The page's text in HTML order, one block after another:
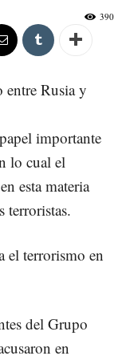
390
entre Rusia y
importante
lo cual el
esta materia
terroristas.
el terrorismo en
del Grupo
en